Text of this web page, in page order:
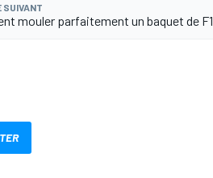
SUIVANT
mouler parfaitement un baquet de F1